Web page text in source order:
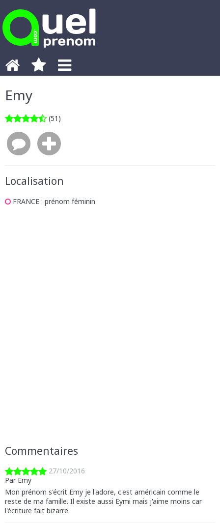
Emy
(51)
Localisation
FRANCE : prénom féminin
Commentaires
27/10/2016
Par Emy
Mon prénom s'écrit Emy je l'adore, c'est américain comme le
reste de ma famille. Il existe aussi Eymi mais j'aime moins car
l'écriture fait bizarre.